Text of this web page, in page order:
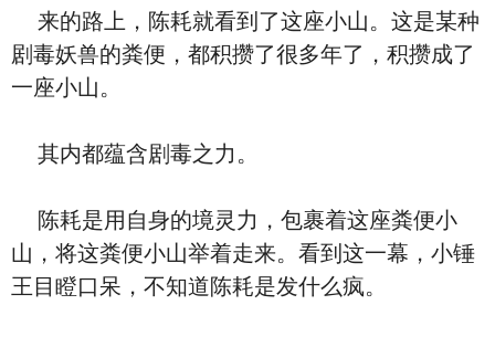
来的路上，陈耗就看到了这座小山。这是某种
剧毒妖兽的粪便，都积攒了很多年了，积攒成了
一座小山。
其内都蕴含剧毒之力。
陈耗是用自身的境灵力，包裹着这座粪便小
山，将这粪便小山举着走来。看到这一幕，小锤
王目瞪口呆，不知道陈耗是发什么疯。